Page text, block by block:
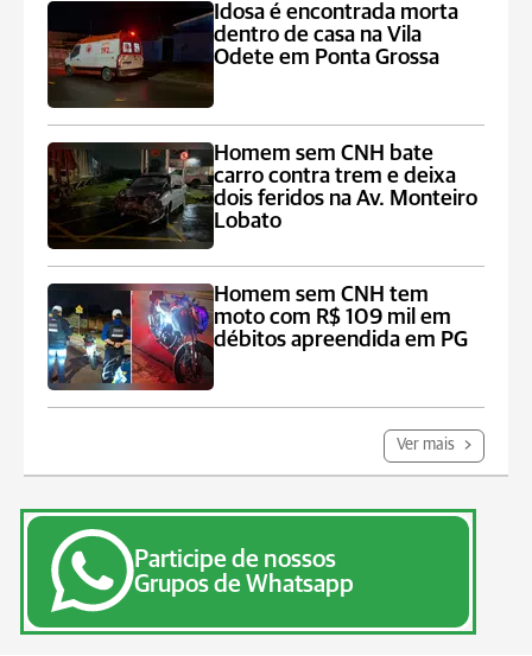
Idosa é encontrada morta
dentro de casa na Vila
Odete em Ponta Grossa
Homem sem CNH bate
carro contra trem e deixa
dois feridos na Av. Monteiro
Lobato
Homem sem CNH tem
moto com R$ 109 mil em
débitos apreendida em PG
Ver mais
Participe de nossos
Grupos de Whatsapp